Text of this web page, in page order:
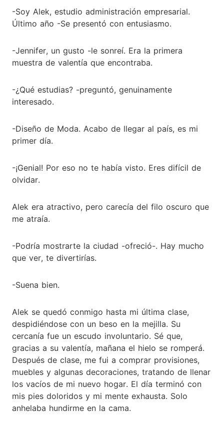
-Soy Alek, estudio administración empresarial.
Último año -Se presentó con entusiasmo.
-Jennifer, un gusto -le sonreí. Era la primera
muestra de valentía que encontraba.
-¿Qué estudias? -preguntó, genuinamente
interesado.
-Diseño de Moda. Acabo de llegar al país, es mi
primer día.
-¡Genial! Por eso no te había visto. Eres difícil de
olvidar.
Alek era atractivo, pero carecía del filo oscuro que
me atraía.
-Podría mostrarte la ciudad -ofreció-. Hay mucho
que ver, te divertirías.
-Suena bien.
Alek se quedó conmigo hasta mi última clase,
despidiéndose con un beso en la mejilla. Su
cercanía fue un escudo involuntario. Sé que,
gracias a su valentía, mañana el hielo se romperá.
Después de clase, me fui a comprar provisiones,
muebles y algunas decoraciones, tratando de llenar
los vacíos de mi nuevo hogar. El día terminó con
mis pies doloridos y mi mente exhausta. Solo
anhelaba hundirme en la cama.